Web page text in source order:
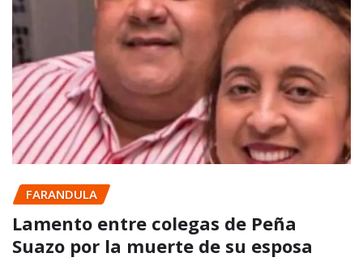
FARANDULA
Lamento entre colegas de Peña
Suazo por la muerte de su esposa